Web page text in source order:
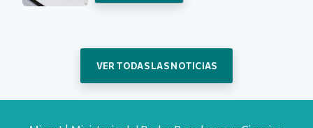
VER TODAS LAS NOTICIAS